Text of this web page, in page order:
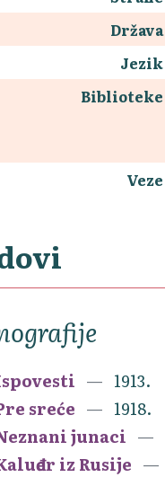
Država
Jezik
Biblioteke
Veze
1913.
sreće
1918.
junaci
iz Rusije